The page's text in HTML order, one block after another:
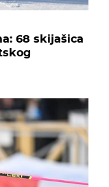
68 skijašica